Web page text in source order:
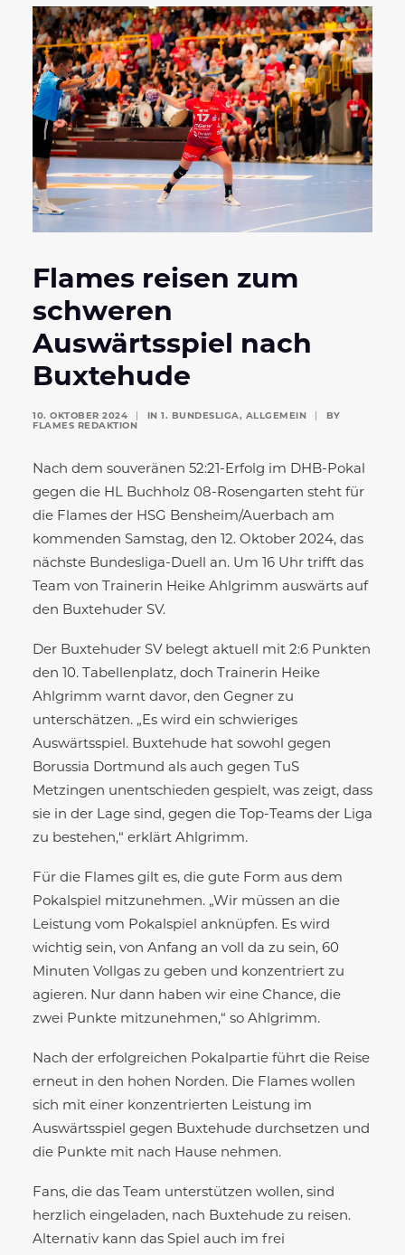
Flames reisen zum
schweren
Auswärtsspiel nach
Buxtehude
10. OKTOBER 2024 IN 1. BUNDESLIGA, ALLGEMEIN
BY
FLAMES REDAKTION
Nach dem souveränen 52:21-Erfolg im DHB-Pokal
gegen die HL Buchholz 08-Rosengarten steht für
die Flames der HSG Bensheim/Auerbach am
kommenden Samstag, den 12. Oktober 2024, das
nächste Bundesliga-Duell an. Um 16 Uhr trifft das
Team von Trainerin Heike Ahlgrimm auswärts auf
den Buxtehuder SV.
Der Buxtehuder SV belegt aktuell mit 2:6 Punkten
den 10. Tabellenplatz, doch Trainerin Heike
Ahlgrimm warnt davor, den Gegner zu
unterschätzen. „Es wird ein schwieriges
Auswärtsspiel. Buxtehude hat sowohl gegen
Borussia Dortmund als auch gegen TuS
Metzingen unentschieden gespielt, was zeigt, dass
sie in der Lage sind, gegen die Top-Teams der Liga
zu bestehen,“ erklärt Ahlgrimm.
Für die Flames gilt es, die gute Form aus dem
Pokalspiel mitzunehmen. „Wir müssen an die
Leistung vom Pokalspiel anknüpfen. Es wird
wichtig sein, von Anfang an voll da zu sein, 60
Minuten Vollgas zu geben und konzentriert zu
agieren. Nur dann haben wir eine Chance, die
zwei Punkte mitzunehmen,“ so Ahlgrimm.
Nach der erfolgreichen Pokalpartie führt die Reise
erneut in den hohen Norden. Die Flames wollen
sich mit einer konzentrierten Leistung im
Auswärtsspiel gegen Buxtehude durchsetzen und
die Punkte mit nach Hause nehmen.
Fans, die das Team unterstützen wollen, sind
herzlich eingeladen, nach Buxtehude zu reisen.
Alternativ kann das Spiel auch im frei